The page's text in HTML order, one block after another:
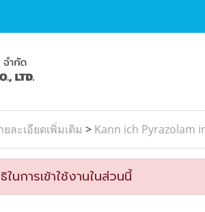
ละเอียดเพิ่มเติม > Kann ich Pyrazolam
นการเข้าใช้งานในส่วนนี้